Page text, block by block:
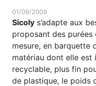
01/09/2009
Sicoly s’adapte aux
proposant des
mesure, en barquette
matériau dont elle est
recyclable, plus fin
de plastique, le poids